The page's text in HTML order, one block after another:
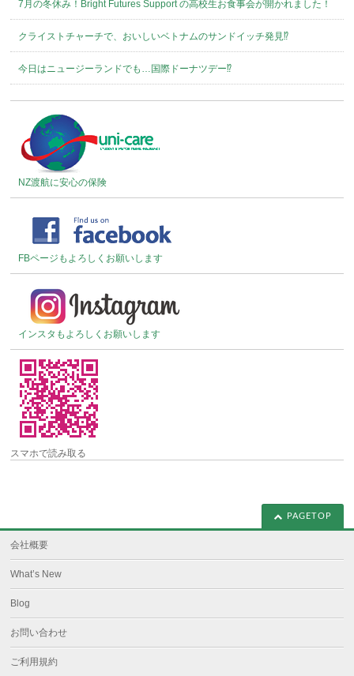
7月の冬休み！Bright Futures Support の高校生お食事会が開かれました！
クライストチャーチで、おいしいベトナムのサンドイッチ発見⁉︎
今日はニュージーランドでも…国際ドーナツデー⁉︎
NZ渡航に安心の保険
FBページもよろしくお願いします
インスタもよろしくお願いします
スマホで読み取る
PAGETOP
会社概要
What’s New
Blog
お問い合わせ
ご利用規約